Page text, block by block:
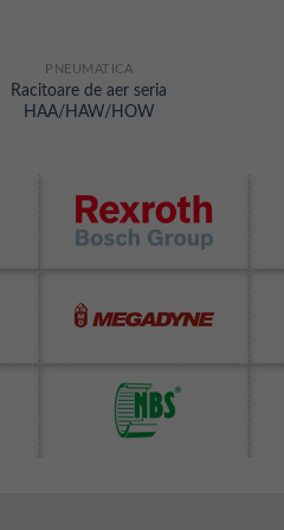
PNEUMATICA
Racitoare de aer seria
HAA/HAW/HOW